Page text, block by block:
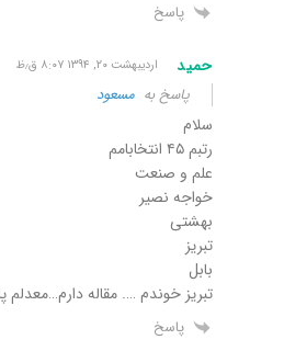
پاسخ
حمید اردیبهشت ۲۰, ۱۳۹۴ ۸:۰۷ ق٫ظ
پاسخ به مسعود
سلام
رتبم ۴۵ انتخابامم
علم و صنعت
خواجه نصیر
بهشتی
تبریز
بابل
تبریز خوندم …. مقاله دارم…معدلم
پاسخ